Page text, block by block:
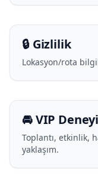
🔒 Gizlilik
Lokasyon/rota
🚘 VIP
Toplantı, etkinlik,
yaklaşım.